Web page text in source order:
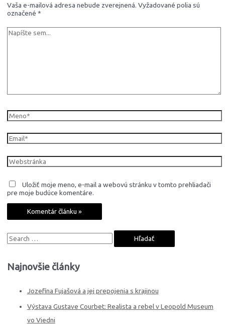
Vaša e-mailová adresa nebude zverejnená. Vyžadované polia sú
označené *
Napíšte
sem...
Meno*
Email*
Webstránka
Uložiť moje meno, e-mail a webovú stránku v tomto prehliadači
pre moje budúce komentáre.
S
aNajnovšie články
Jozefína Fujašová a jej prepojenia s krajinou
Výstava Gustave Courbet: Realista a rebel v Leopold Museum
vo Viedni